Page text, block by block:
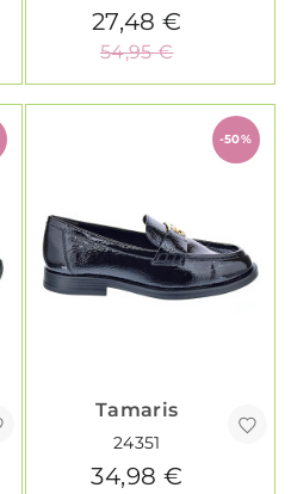
27,48 €
54,95 €
-50%
Tamaris
24351
34,98 €